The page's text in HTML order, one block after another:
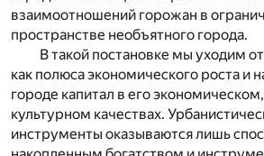
взаимоотношений горожан в
пространстве необъятного города.
В такой постановке мы уходим
как полюса экономического роста и
городе капитал в его
культурном качествах.
инструменты оказываются лишь